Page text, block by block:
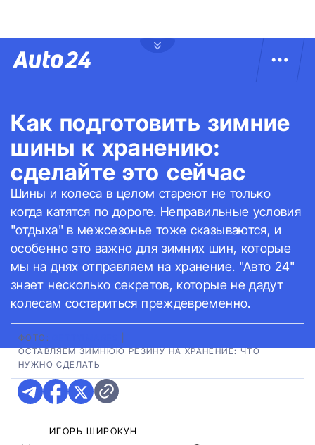
Как подготовить зимние
шины к хранению:
сделайте это сейчас
Шины и колеса в целом стареют не только
когда катятся по дороге. Неправильные условия
"отдыха" в межсезонье тоже сказываются, и
особенно это важно для зимних шин, которые
мы на днях отправляем на хранение. "Авто 24"
знает несколько секретов, которые не дадут
колесам состариться преждевременно.
ФОТО:
ОСТАВЛЯЕМ ЗИМНЮЮ РЕЗИНУ НА ХРАНЕНИЕ: ЧТО
НУЖНО СДЕЛАТЬ
ИГОРЬ ШИРОКУН